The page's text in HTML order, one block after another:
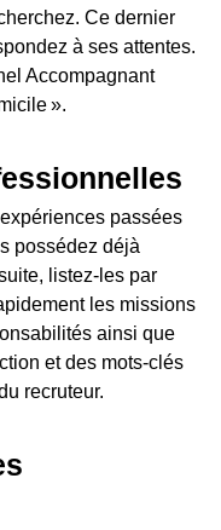
Ce dernier
à ses attentes.
Accompagnant
».
passées
possédez déjà
listez-les par
les missions
ainsi que
et des mots-clés
recruteur.